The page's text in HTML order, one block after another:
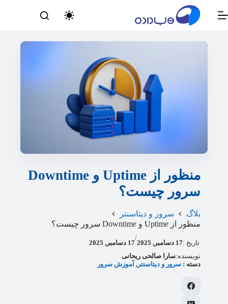
به
منظور از Uptime و Downtime
سرور چیست؟
بلاگ
سرور و دیتاسنتر
منظور از Uptime و Downtime سرور چیست؟
تاریخ :17 دسامبر, 2025
/
17 دسامبر, 2025
نویسنده:سارا صالحی ریحانی
دسته : سرور و دیتاسنتر , آموزش سرور